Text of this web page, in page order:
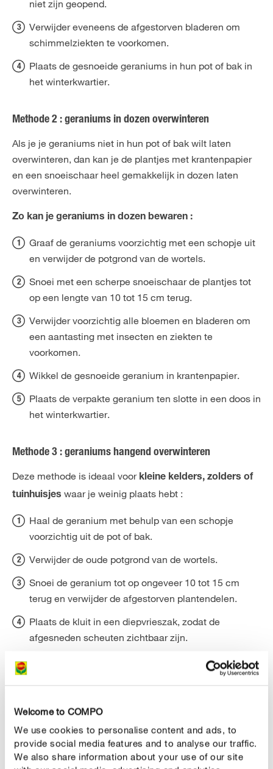
Welcome to COMPO
We use cookies to personalise content and ads, to
provide social media features and to analyse our traffic.
We also share information about your use of our site
niet zijn geopend.
Verwijder eveneens de afgestorven bladeren om
schimmelziekten te voorkomen.
Plaats de gesnoeide geraniums in hun pot of bak in
het winterkwartier.
Methode 2 : geraniums in dozen overwinteren
Als je je geraniums niet in hun pot of bak wilt laten
overwinteren, dan kan je de plantjes met krantenpapier
en een snoeischaar heel gemakkelijk in dozen laten
overwinteren.
Zo kan je geraniums in dozen bewaren :
Graaf de geraniums voorzichtig met een schopje uit
en verwijder de potgrond van de wortels.
Snoei met een scherpe snoeischaar de plantjes tot
op een lengte van 10 tot 15 cm terug.
Verwijder voorzichtig alle bloemen en bladeren om
een aantasting met insecten en ziekten te
voorkomen.
Wikkel de gesnoeide geranium in krantenpapier.
Plaats de verpakte geranium ten slotte in een doos in
het winterkwartier.
Methode 3 : geraniums hangend overwinteren
Deze methode is ideaal voor kleine kelders, zolders of
tuinhuisjes waar je weinig plaats hebt :
Haal de geranium met behulp van een schopje
voorzichtig uit de pot of bak.
Verwijder de oude potgrond van de wortels.
Snoei de geranium tot op ongeveer 10 tot 15 cm
terug en verwijder de afgestorven plantendelen.
Plaats de kluit in een diepvrieszak, zodat de
afgesneden scheuten zichtbaar zijn.
Sluit het diepvrieszakje onder de scheuten
zakje.
Hang het diepvrieszakje in een tuinhuisje, kelder of
onverwarmde zolder zodat de scheuten naar